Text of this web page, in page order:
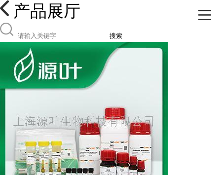
产品展厅
搜索